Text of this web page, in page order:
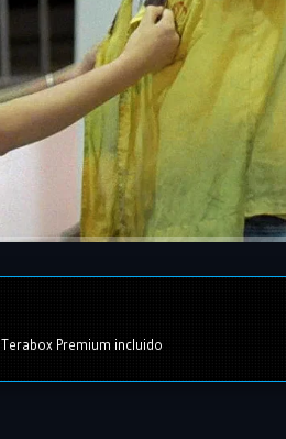
Terabox Premium incluido